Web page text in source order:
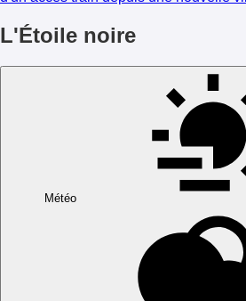
L'Étoile noire
Météo